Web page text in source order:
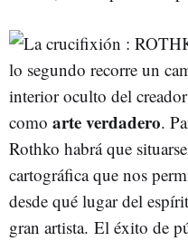
lo segundo recorre un
interior oculto del
como arte verdadero.
Rothko habrá que
cartográfica que nos
desde qué lugar del
gran artista. El éxito de